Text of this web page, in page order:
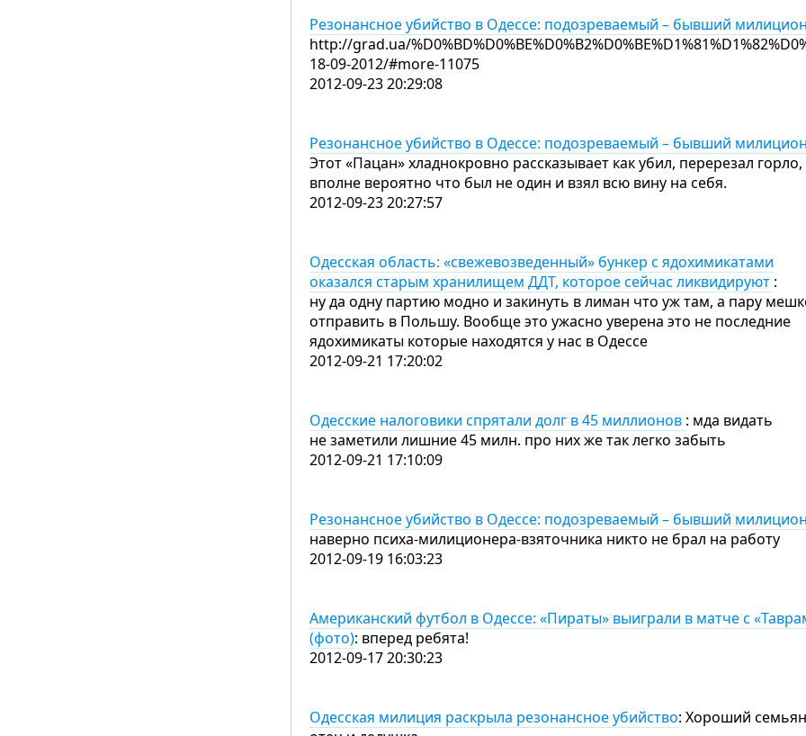
Резонансное убийство в Одессе: подозреваемый – бывший
http://grad.ua/
18-09-2012/#more-11075
2012-09-23 20:29:08
Резонансное убийство в Одессе: подозреваемый – бывший
Этот «Пацан» хладнокровно рассказывает как убил, перерезал горло,
вполне вероятно что был не один и взял всю вину на себя.
2012-09-23 20:27:57
Одесская область: «свежевозведенный» бункер с ядохимикатами
оказался старым хранилищем ДДТ, которое сейчас ликвидируют :
ну да одну партию модно и закинуть в лиман что уж там, а пару
отправить в Польшу. Вообще это ужасно уверена это не последние
ядохимикаты которые находятся у нас в Одессе
2012-09-21 17:20:02
Одесские налоговики спрятали долг в 45 миллионов : мда видать
не заметили лишние 45 милн. про них же так легко забыть
2012-09-21 17:10:09
Резонансное убийство в Одессе: подозреваемый – бывший
наверно психа-милиционера-взяточника никто не брал на работу
2012-09-19 16:03:23
Американский футбол в Одессе: «Пираты» выиграли в матче с
(фото): вперед ребята!
2012-09-17 20:30:23
Одесская милиция раскрыла резонансное убийство: Хороший